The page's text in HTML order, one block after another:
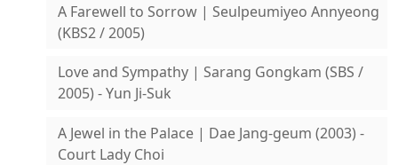
A Farewell to Sorrow | Seulpeumiyeo Annyeong
(KBS2 / 2005)
Love and Sympathy | Sarang Gongkam (SBS /
2005) - Yun Ji-Suk
A Jewel in the Palace | Dae Jang-geum (2003) -
Court Lady Choi